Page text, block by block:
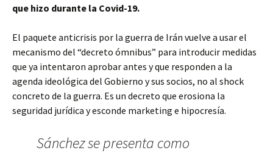
que hizo durante la Covid-19.
El paquete anticrisis por la guerra de Irán vuelve a usar el
mecanismo del “decreto ómnibus” para introducir medidas
que ya intentaron aprobar antes y que responden a la
agenda ideológica del Gobierno y sus socios, no al shock
concreto de la guerra. Es un decreto que erosiona la
seguridad jurídica y esconde marketing e hipocresía.
Sánchez se presenta como